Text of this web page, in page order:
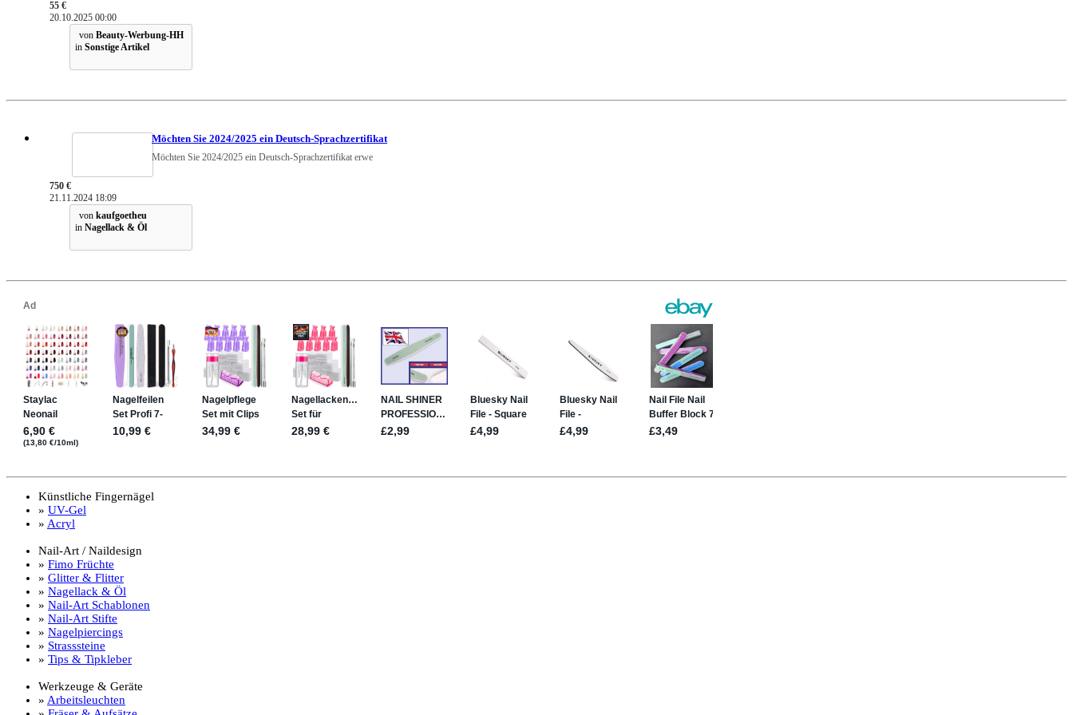
55 €
20.10.2025 00:00
von Beauty-Werbung-HH
in Sonstige Artikel
Möchten Sie 2024/2025 ein Deutsch-Sprachzertifikat
Möchten Sie 2024/2025 ein Deutsch-Sprachzertifikat erwe
750 €
21.11.2024 18:09
von kaufgoetheu
in Nagellack & Öl
Künstliche Fingernägel
» UV-Gel
» Acryl
Nail-Art / Naildesign
» Fimo Früchte
» Glitter & Flitter
» Nagellack & Öl
» Nail-Art Schablonen
» Nail-Art Stifte
» Nagelpiercings
» Strasssteine
» Tips & Tipkleber
Werkzeuge & Geräte
» Arbeitsleuchten